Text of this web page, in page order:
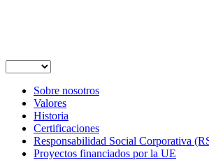
Sobre nosotros
Valores
Historia
Certificaciones
Responsabilidad Social Corporativa
Proyectos financiados por la UE